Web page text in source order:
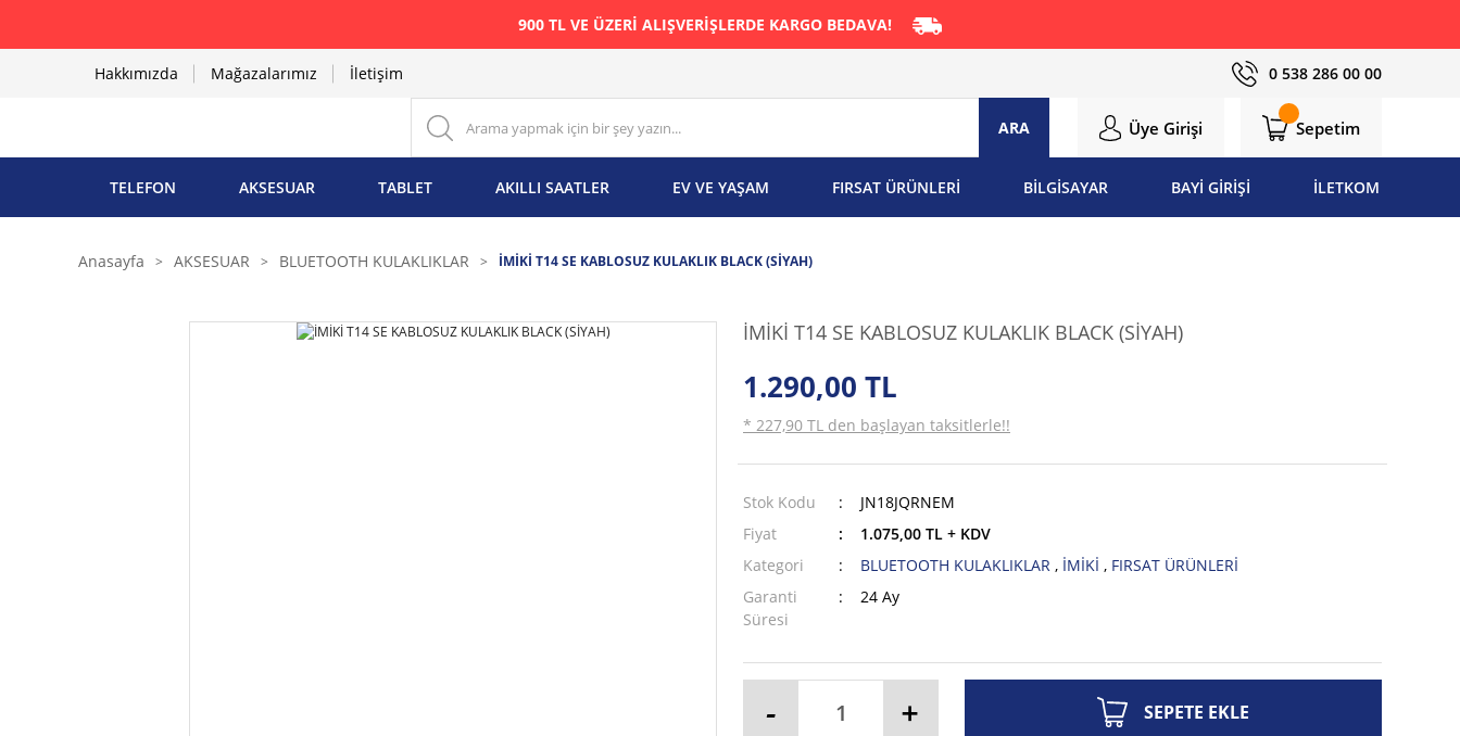
900 TL VE ÜZERİ ALIŞVERİŞLERDE KARGO BEDAVA!
Hakkımızda Mağazalarımız İletişim 0 538 286 00 00
ARA Üye Girişi Sepetim
TELEFON AKSESUAR TABLET AKILLI SAATLER EV VE YAŞAM FIRSAT ÜRÜNLERİ BİLGİSAYAR BAYİ GİRİŞİ İLETKOM
Anasayfa AKSESUAR BLUETOOTH KULAKLIKLAR İMİKİ T14 SE KABLOSUZ KULAKLIK BLACK (SİYAH)
İMİKİ T14 SE KABLOSUZ KULAKLIK BLACK (SİYAH)
1.290,00 TL
* 227,90 TL den başlayan taksitlerle!!
Stok Kodu
JN18JQRNEM
Fiyat
1.075,00 TL + KDV
Kategori
BLUETOOTH KULAKLIKLAR , İMİKİ , FIRSAT ÜRÜNLERİ
Garanti
Süresi
24 Ay
- + SEPETE EKLE